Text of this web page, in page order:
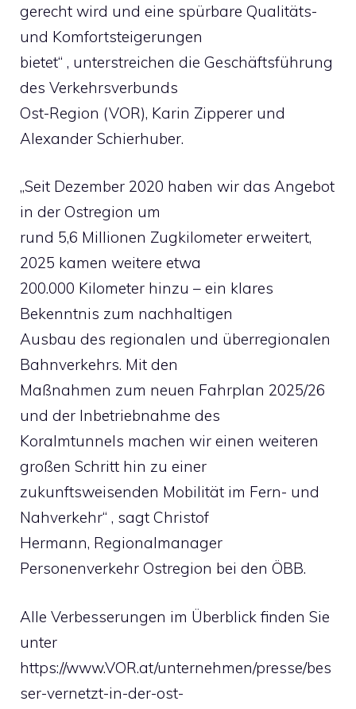
gerecht wird und eine spürbare Qualitäts-
und Komfortsteigerungen
bietet“ , unterstreichen die Geschäftsführung
des Verkehrsverbunds
Ost-Region (VOR), Karin Zipperer und
Alexander Schierhuber.
„Seit Dezember 2020 haben wir das Angebot
in der Ostregion um
rund 5,6 Millionen Zugkilometer erweitert,
2025 kamen weitere etwa
200.000 Kilometer hinzu – ein klares
Bekenntnis zum nachhaltigen
Ausbau des regionalen und überregionalen
Bahnverkehrs. Mit den
Maßnahmen zum neuen Fahrplan 2025/26
und der Inbetriebnahme des
Koralmtunnels machen wir einen weiteren
großen Schritt hin zu einer
zukunftsweisenden Mobilität im Fern- und
Nahverkehr“ , sagt Christof
Hermann, Regionalmanager
Personenverkehr Ostregion bei den ÖBB.
Alle Verbesserungen im Überblick finden Sie
unter
https://www.VOR.at/unternehmen/presse/bes
ser-vernetzt-in-der-ost-